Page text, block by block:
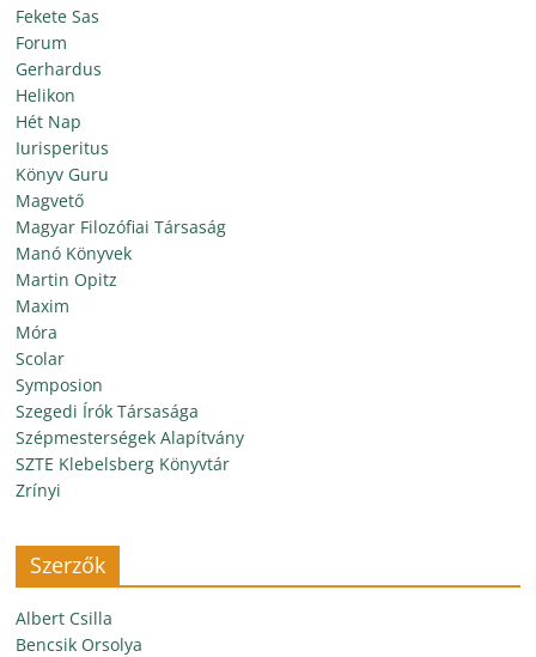
Fekete Sas
Forum
Gerhardus
Helikon
Hét Nap
Iurisperitus
Könyv Guru
Magvető
Magyar Filozófiai Társaság
Manó Könyvek
Martin Opitz
Maxim
Móra
Scolar
Symposion
Szegedi Írók Társasága
Szépmesterségek Alapítvány
SZTE Klebelsberg Könyvtár
Zrínyi
Szerzők
Albert Csilla
Bencsik Orsolya